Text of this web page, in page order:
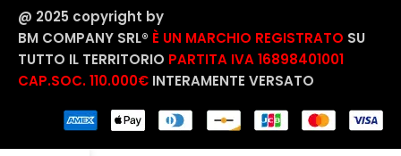
@ 2025 copyright by
BM COMPANY SRL®️ È UN MARCHIO REGISTRATO SU
TUTTO IL TERRITORIO PARTITA IVA 16898401001
CAP.SOC. 110.000€ INTERAMENTE VERSATO